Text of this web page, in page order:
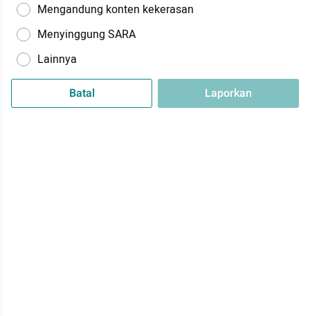
Mengandung konten kekerasan
Menyinggung SARA
Lainnya
Batal Laporkan